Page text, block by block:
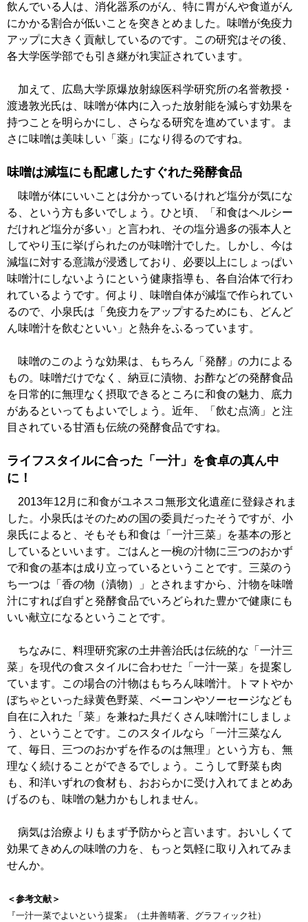
飲んでいる人は、消化器系のがん、特に胃がんや食道がん
にかかる割合が低いことを突きとめました。味噌が免疫力
アップに大きく貢献しているのです。この研究はその後、
各大学医学部でも引き継がれ実証されています。
加えて、広島大学原爆放射線医科学研究所の名誉教授・
渡邊敦光氏は、味噌が体内に入った放射能を減らす効果を
持つことを明らかにし、さらなる研究を進めています。ま
さに味噌は美味しい「薬」になり得るのですね。
味噌は減塩にも配慮したすぐれた発酵食品
味噌が体にいいことは分かっているけれど塩分が気にな
る、という方も多いでしょう。ひと頃、「和食はヘルシー
だけれど塩分が多い」と言われ、その塩分過多の張本人と
してやり玉に挙げられたのが味噌汁でした。しかし、今は
減塩に対する意識が浸透しており、必要以上にしょっぱい
味噌汁にしないようにという健康指導も、各自治体で行わ
れているようです。何より、味噌自体が減塩で作られてい
るので、小泉氏は「免疫力をアップするためにも、どんど
ん味噌汁を飲むといい」と熱弁をふるっています。
味噌のこのような効果は、もちろん「発酵」の力による
もの。味噌だけでなく、納豆に漬物、お酢などの発酵食品
を日常的に無理なく摂取できるところに和食の魅力、底力
があるといってもよいでしょう。近年、「飲む点滴」と注
目されている甘酒も伝統の発酵食品ですね。
ライフスタイルに合った「一汁」を食卓の真ん中
に！
2013年12月に和食がユネスコ無形文化遺産に登録されま
した。小泉氏はそのための国の委員だったそうですが、小
泉氏によると、そもそも和食は「一汁三菜」を基本の形と
しているといいます。ごはんと一椀の汁物に三つのおかず
で和食の基本は成り立っているということです。三菜のう
ち一つは「香の物（漬物）」とされますから、汁物を味噌
汁にすれば自ずと発酵食品でいろどられた豊かで健康にも
いい献立になるということです。
ちなみに、料理研究家の土井善治氏は伝統的な「一汁三
菜」を現代の食スタイルに合わせた「一汁一菜」を提案し
ています。この場合の汁物はもちろん味噌汁。トマトやか
ぼちゃといった緑黄色野菜、ベーコンやソーセージなども
自在に入れた「菜」を兼ねた具だくさん味噌汁にしましょ
う、ということです。このスタイルなら「一汁三菜なん
て、毎日、三つのおかずを作るのは無理」という方も、無
理なく続けることができるでしょう。こうして野菜も肉
も、和洋いずれの食材も、おおらかに受け入れてまとめあ
げるのも、味噌の魅力かもしれません。
病気は治療よりもまず予防からと言います。おいしくて
効果てきめんの味噌の力を、もっと気軽に取り入れてみま
せんか。
＜参考文献＞
『一汁一菜でよいという提案』（土井善晴著、グラフィック社）